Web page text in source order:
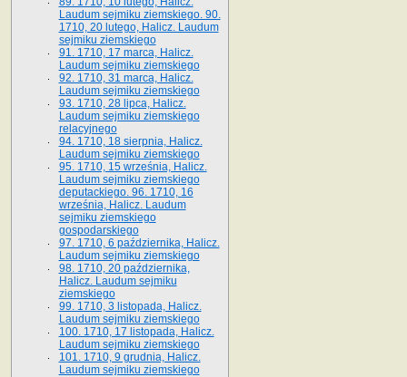
Laudum sejmiku ziemskiego. 90.
1710, 20 lutego, Halicz. Laudum
sejmiku ziemskiego
91. 1710, 17 marca, Halicz.
Laudum sejmiku ziemskiego
92. 1710, 31 marca, Halicz.
Laudum sejmiku ziemskiego
93. 1710, 28 lipca, Halicz.
Laudum sejmiku ziemskiego
relacyjnego
94. 1710, 18 sierpnia, Halicz.
Laudum sejmiku ziemskiego
95. 1710, 15 września, Halicz.
Laudum sejmiku ziemskiego
deputackiego. 96. 1710, 16
września, Halicz. Laudum
sejmiku ziemskiego
gospodarskiego
97. 1710, 6 października, Halicz.
Laudum sejmiku ziemskiego
98. 1710, 20 października,
Halicz. Laudum sejmiku
ziemskiego
99. 1710, 3 listopada, Halicz.
Laudum sejmiku ziemskiego
100. 1710, 17 listopada, Halicz.
Laudum sejmiku ziemskiego
101. 1710, 9 grudnia, Halicz.
Laudum sejmiku ziemskiego